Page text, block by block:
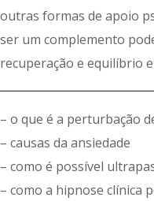
outras formas de apoio
ser um complemento
recuperação e equilíbrio
– o que é a perturbação
– causas da ansiedade
– como é possível
– como a hipnose clínica